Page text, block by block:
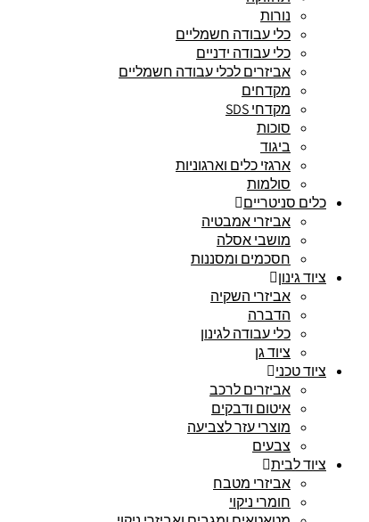
נורות
כלי עבודה חשמליים
כלי עבודה ידניים
אביזרים לכלי עבודה חשמליים
מקדחים
מקדחי SDS
סוכות
ביגוד
ארגזי כלים וארגוניות
סולמות
כלים סניטריים
אביזרי אמבטיה
מושבי אסלה
חסכמים ומסננות
ציוד גינון
אביזרי השקיה
הדברה
כלי עבודה לגינון
ציוד גן
ציוד טכני
אביזרים לרכב
איטום ודבקים
מוצרי עזר לצביעה
צבעים
ציוד לבית
אביזרי מטבח
חומרי ניקוי